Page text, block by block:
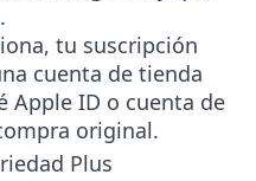
tu suscripción
cuenta de tienda
Apple ID o cuenta de
original.
Plus